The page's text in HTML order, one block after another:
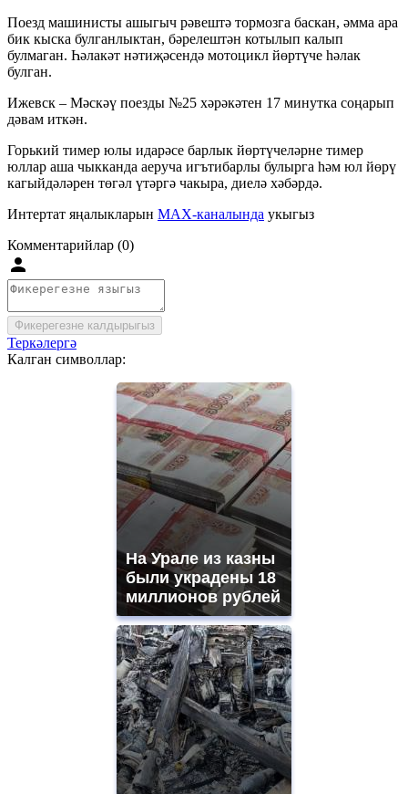
Поезд машинисты ашыгыч рәвештә тормозга баскан, әмма ара
бик кыска булганлыктан, бәрелештән котылып калып
булмаган. Һәлакәт нәтиҗәсендә мотоцикл йөртүче һәлак
булган.
Ижевск – Мәскәү поезды №25 хәрәкәтен 17 минутка соңарып
дәвам иткән.
Горький тимер юлы идарәсе барлык йөртүчеләрне тимер
юллар аша чыкканда аеруча игътибарлы булырга һәм юл йөрү
кагыйдәләрен төгәл үтәргә чакыра, диелә хәбәрдә.
Интертат яңалыкларын MAX-каналында укыгыз
Комментарийлар (0)
Фикерегезне калдырыгыз
Теркәлергә
Калган символлар:
На Урале из казны
были украдены 18
миллионов рублей